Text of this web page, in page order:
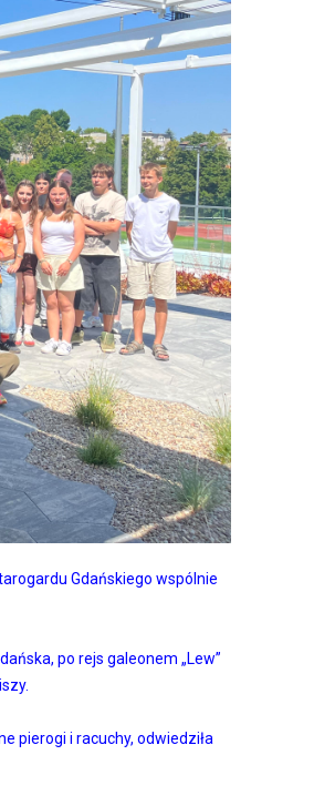
Gdańskiego wspólnie
po rejs galeonem „Lew”
pierogi i racuchy, odwiedziła